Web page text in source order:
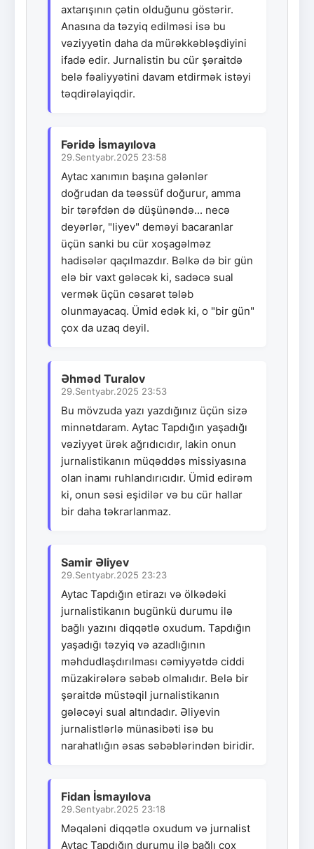
axtarışının çətin olduğunu göstərir.
Anasına da təzyiq edilməsi isə bu
vəziyyətin daha da mürəkkəbləşdiyini
ifadə edir. Jurnalistin bu cür şəraitdə
belə fəaliyyətini davam etdirmək istəyi
təqdirəlayiqdir.
Fəridə İsmayılova
29.Sentyabr.2025 23:58
Aytac xanımın başına gələnlər
doğrudan da təəssüf doğurur, amma
bir tərəfdən də düşünəndə... necə
deyərlər, "liyev" deməyi bacaranlar
üçün sanki bu cür xoşagəlməz
hadisələr qaçılmazdır. Bəlkə də bir gün
elə bir vaxt gələcək ki, sadəcə sual
vermək üçün cəsarət tələb
olunmayacaq. Ümid edək ki, o "bir gün"
çox da uzaq deyil.
Əhməd Turalov
29.Sentyabr.2025 23:53
Bu mövzuda yazı yazdığınız üçün sizə
minnətdaram. Aytac Tapdığın yaşadığı
vəziyyət ürək ağrıdıcıdır, lakin onun
jurnalistikanın müqəddəs missiyasına
olan inamı ruhlandırıcıdır. Ümid edirəm
ki, onun səsi eşidilər və bu cür hallar
bir daha təkrarlanmaz.
Samir Əliyev
29.Sentyabr.2025 23:23
Aytac Tapdığın etirazı və ölkədəki
jurnalistikanın bugünkü durumu ilə
bağlı yazını diqqətlə oxudum. Tapdığın
yaşadığı təzyiq və azadlığının
məhdudlaşdırılması cəmiyyətdə ciddi
müzakirələrə səbəb olmalıdır. Belə bir
şəraitdə müstəqil jurnalistikanın
gələcəyi sual altındadır. Əliyevin
jurnalistlərlə münasibəti isə bu
narahatlığın əsas səbəblərindən biridir.
Fidan İsmayılova
29.Sentyabr.2025 23:18
Məqaləni diqqətlə oxudum və jurnalist
Aytac Tapdığın durumu ilə bağlı çox